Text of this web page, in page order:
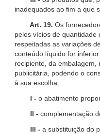
inadequados ao fim a que
Art. 19. Os
pelos vícios de quantidade
respeitadas as variações
conteúdo líquido for
recipiente, da embalagem,
publicitária, podendo o
à sua escolha:
I - o abatimento
II - complementação
III - a substituição do